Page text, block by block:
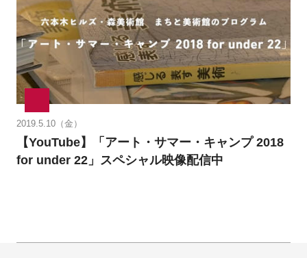
2019.5.10（金）
【YouTube】「アート・サマー・キャンプ 2018
for under 22」スペシャル映像配信中